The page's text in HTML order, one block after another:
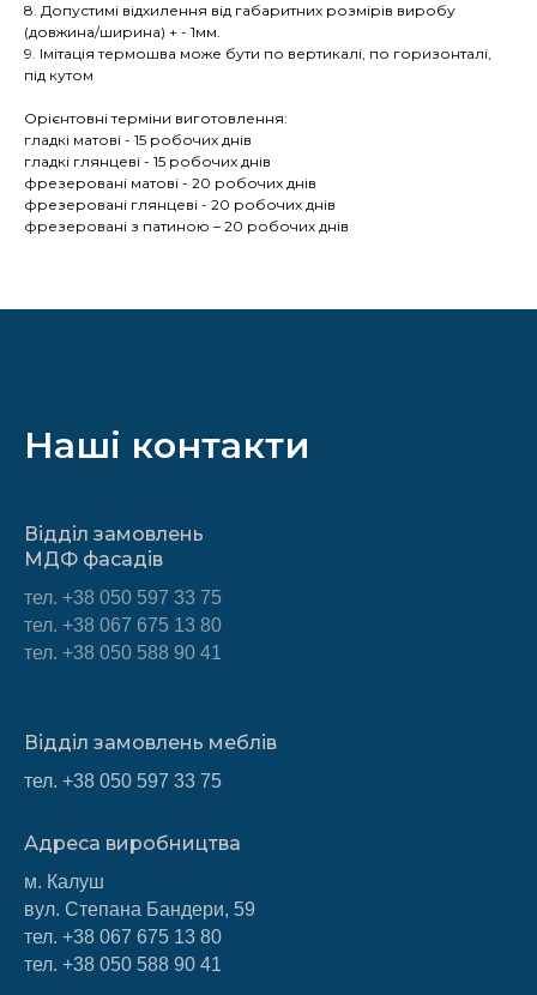
8. Допустимі відхилення від габаритних розмірів виробу
(довжина/ширина) + - 1мм.
9. Імітація термошва може бути по вертикалі, по горизонталі,
під кутом
Орієнтовні терміни виготовлення:
гладкі матові - 15 робочих днів
гладкі глянцеві - 15 робочих днів
фрезеровані матові - 20 робочих днів
фрезеровані глянцеві - 20 робочих днів
фрезеровані з патиною – 20 робочих днів
Наші контакти
Відділ замовлень
МДФ фасадів
тел. +38 050 597 33 75
тел. +38 067 675 13 80
тел. +38 050 588 90 41
Відділ замовлень меблів
тел. +38 050 597 33 75
Адреса виробництва
м. Калуш
вул. Степана Бандери, 59
тел. +38 067 675 13 80
тел. +38 050 588 90 41